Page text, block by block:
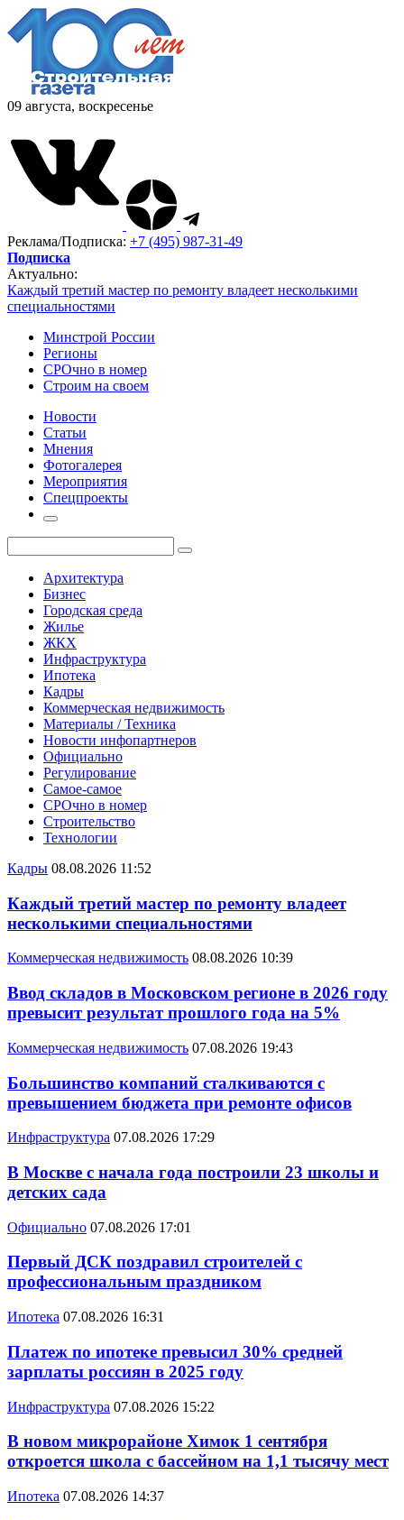
09 августа, воскресенье
Реклама/Подписка: +7 (495) 987-31-49
Подписка
Актуально:
Каждый третий мастер по ремонту владеет несколькими
специальностями
Минстрой России
Регионы
СРОчно в номер
Строим на своем
Новости
Статьи
Мнения
Фотогалерея
Мероприятия
Спецпроекты
Архитектура
Бизнес
Городская среда
Жилье
ЖКХ
Инфраструктура
Ипотека
Кадры
Коммерческая недвижимость
Материалы / Техника
Новости инфопартнеров
Официально
Регулирование
Самое-самое
СРОчно в номер
Строительство
Технологии
Кадры 08.08.2026 11:52
Каждый третий мастер по ремонту владеет
несколькими специальностями
Коммерческая недвижимость 08.08.2026 10:39
Ввод складов в Московском регионе в 2026 году
превысит результат прошлого года на 5%
Коммерческая недвижимость 07.08.2026 19:43
Большинство компаний сталкиваются с
превышением бюджета при ремонте офисов
Инфраструктура 07.08.2026 17:29
В Москве с начала года построили 23 школы и
детских сада
Официально 07.08.2026 17:01
Первый ДСК поздравил строителей с
профессиональным праздником
Ипотека 07.08.2026 16:31
Платеж по ипотеке превысил 30% средней
зарплаты россиян в 2025 году
Инфраструктура 07.08.2026 15:22
В новом микрорайоне Химок 1 сентября
откроется школа с бассейном на 1,1 тысячу мест
Ипотека 07.08.2026 14:37